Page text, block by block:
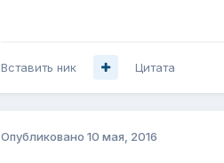
Вставить ник Цитата
Опубликовано 10 мая, 2016